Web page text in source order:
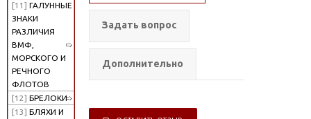
[11] ГАЛУННЫЕ
ЗНАКИ
РАЗЛИЧИЯ
ВМФ,
МОРСКОГО И
РЕЧНОГО
ФЛОТОВ
[12] БРЕЛОКИ
[13] БЛЯХИ И
Задать вопрос
Дополнительно